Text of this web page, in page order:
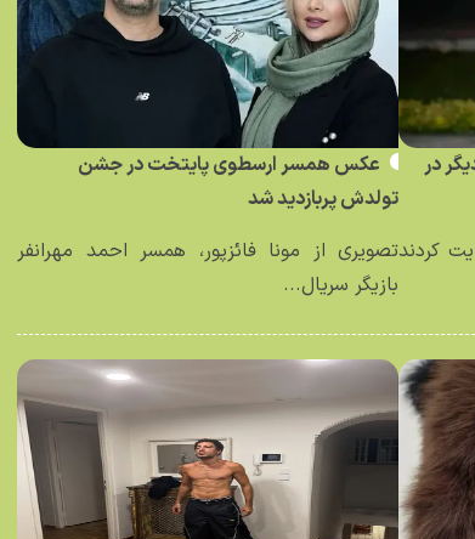
در
کردند
عکس همسر ارسطوی پایتخت در جشن
تولدش پربازدید شد
تصویری از مونا فائزپور، همسر احمد مهرانفر
بازیگر سریال...